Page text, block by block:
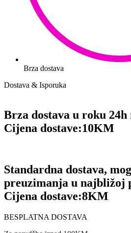
Brza dostava
Dostava & Isporuka
Brza dostava u roku
Cijena dostave:10KM
Standardna dostava,
preuzimanja u najbližoj
Cijena dostave:8KM
BESPLATNA DOSTAVA